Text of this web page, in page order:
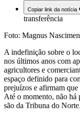
Copiar link da notícia
transferência
Foto: Magnus
A indefinição sobre o
nos últimos anos com
agricultores e
espaço definido para
prejuízos e afirmam que
Até o momento, não
são da Tribuna do Norte.